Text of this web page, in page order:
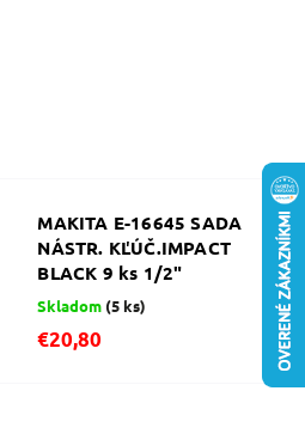
MAKITA E-16645 SADA
NÁSTR. KĽÚČ.IMPACT
BLACK 9 ks 1/2"
Skladom (5 ks)
€20,80